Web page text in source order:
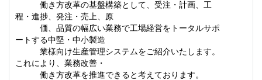
働き方改革の基盤構築として、受注・計画、工
程・進捗、発注・売上、原
価、品質の幅広い業務で工場経営をトータルサポ
ートする中堅・中小製造
業様向け生産管理システムをご紹介いたします。
これにより、業務改善・
働き方改革を推進できると考えております。